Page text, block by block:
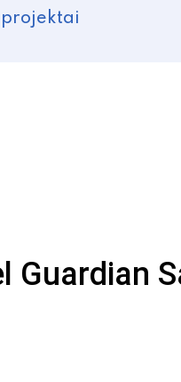
projektai
Guardian